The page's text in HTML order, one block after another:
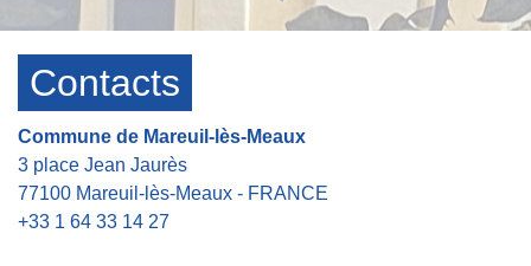
Contacts
Commune de Mareuil-lès-Meaux
3 place Jean Jaurès
77100 Mareuil-lès-Meaux - FRANCE
+33 1 64 33 14 27